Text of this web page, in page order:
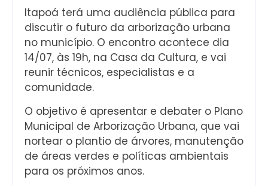
Itapoá terá uma audiência pública para
discutir o futuro da arborização urbana
no município. O encontro acontece dia
14/07, às 19h, na Casa da Cultura, e vai
reunir técnicos, especialistas e a
comunidade.
O objetivo é apresentar e debater o Plano
Municipal de Arborização Urbana, que vai
nortear o plantio de árvores, manutenção
de áreas verdes e políticas ambientais
para os próximos anos.